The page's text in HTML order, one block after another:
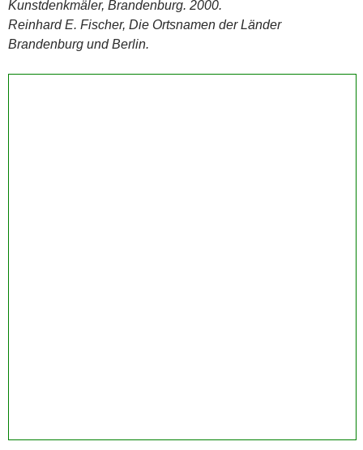
Kunstdenkmäler, Brandenburg. 2000.
Reinhard E. Fischer, Die Ortsnamen der Länder
Brandenburg und Berlin.